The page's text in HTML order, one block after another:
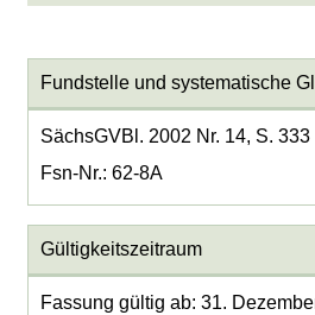
Fundstelle und systematische
SächsGVBl. 2002 Nr. 14, S. 333
Fsn-Nr.: 62-8A
Gültigkeitszeitraum
Fassung gültig ab: 31.